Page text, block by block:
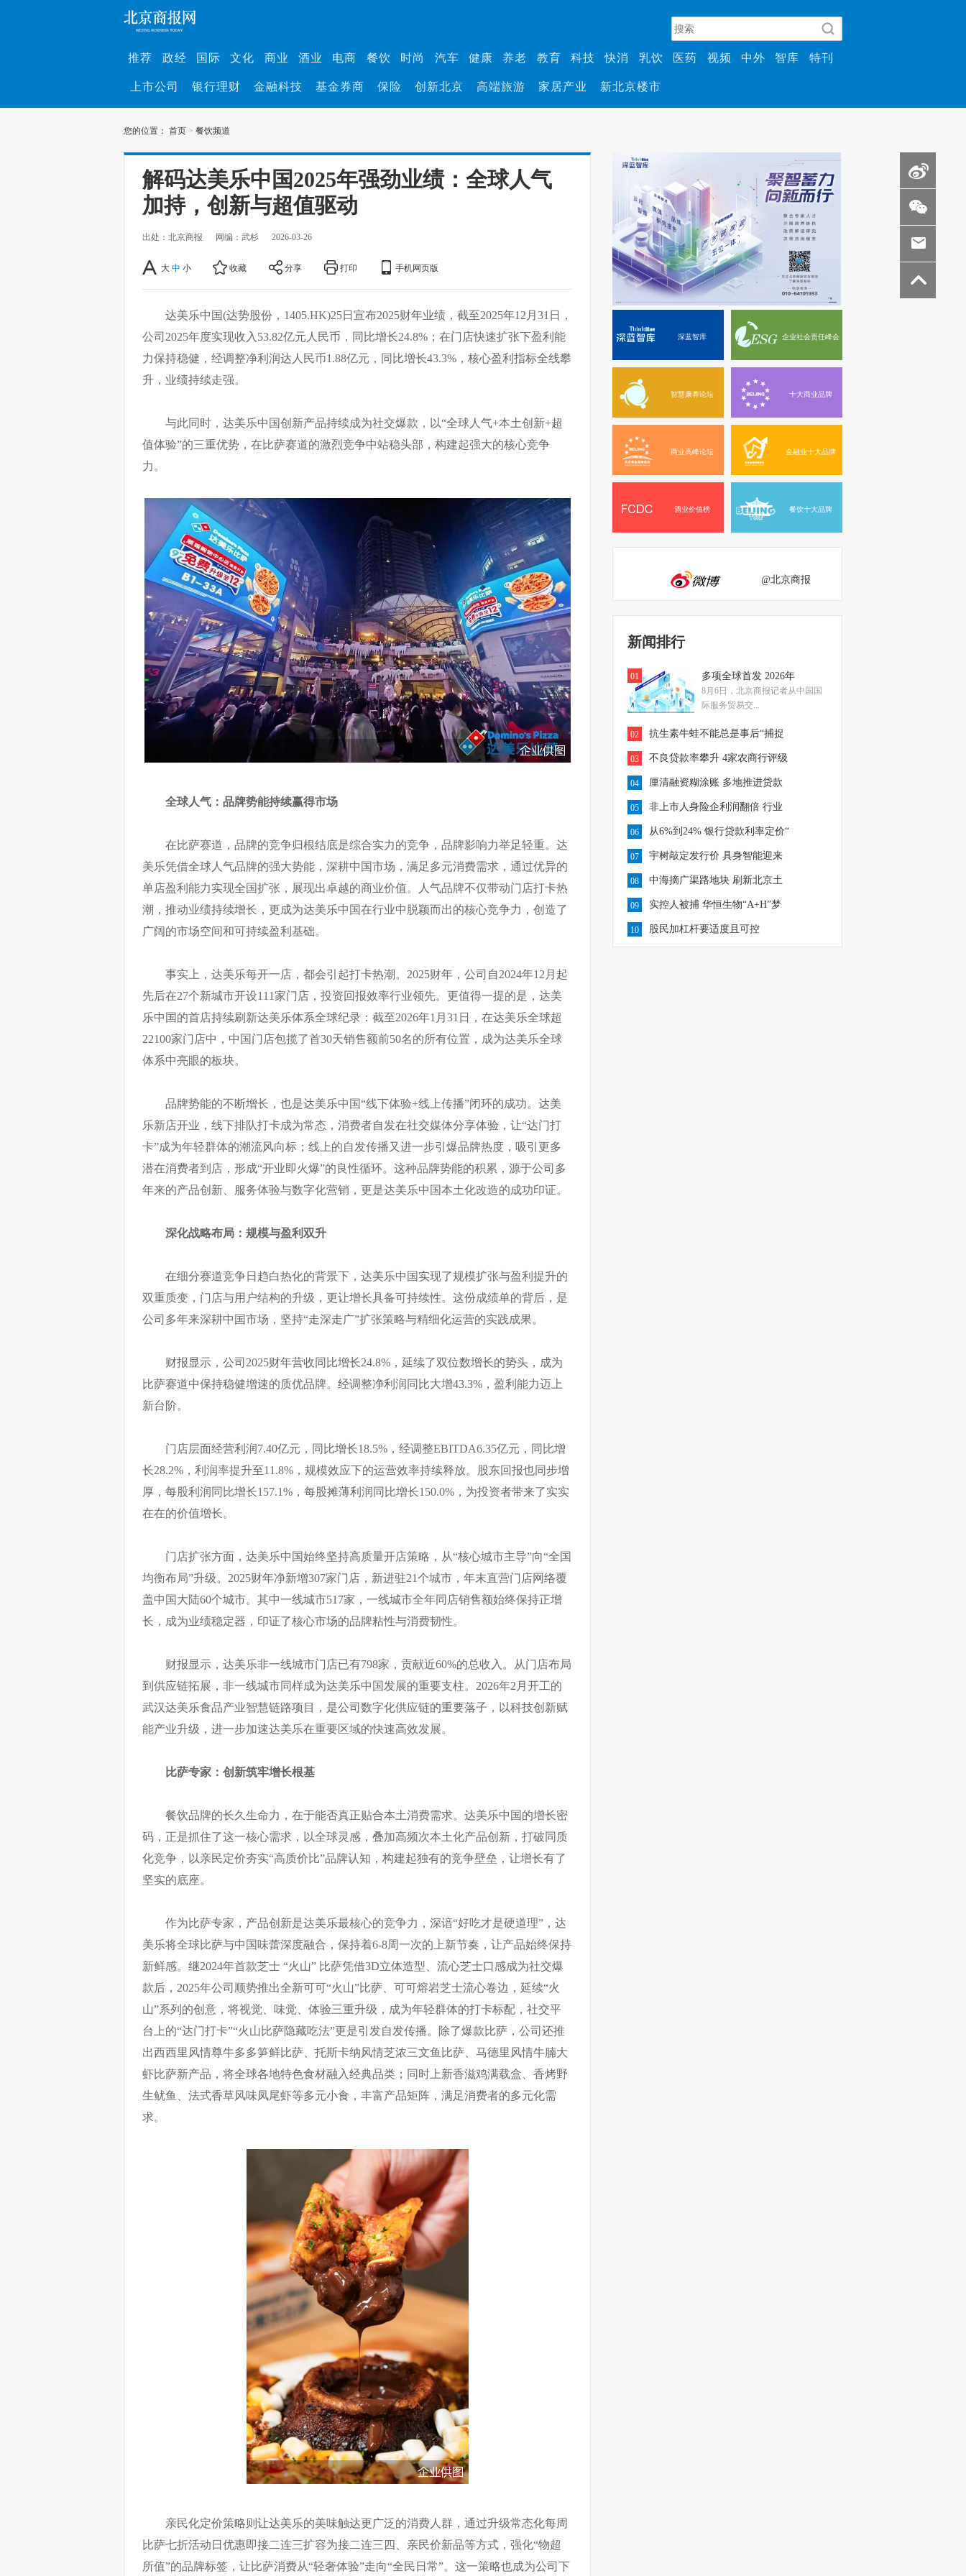
推荐 政经 国际 文化 商业 酒业 电商 餐饮 时尚 汽车 健康 养老 教育 科技 快消 乳饮 医药 视频 中外 智库 特刊
上市公司 银行理财 金融科技 基金券商 保险 创新北京 高端旅游 家居产业 新北京楼市
您的位置： 首页 > 餐饮频道
解码达美乐中国2025年强劲业绩：全球人气
加持，创新与超值驱动
出处：北京商报 网编：武杉 2026-03-26
大 中 小 收藏 分享 打印 手机网页版
达美乐中国(达势股份，1405.HK)25日宣布2025财年业绩，截至2025年12月31日，
公司2025年度实现收入53.82亿元人民币，同比增长24.8%；在门店快速扩张下盈利能
力保持稳健，经调整净利润达人民币1.88亿元，同比增长43.3%，核心盈利指标全线攀
升，业绩持续走强。
与此同时，达美乐中国创新产品持续成为社交爆款，以“全球人气+本土创新+超
值体验”的三重优势，在比萨赛道的激烈竞争中站稳头部，构建起强大的核心竞争
力。
全球人气：品牌势能持续赢得市场
在比萨赛道，品牌的竞争归根结底是综合实力的竞争，品牌影响力举足轻重。达
美乐凭借全球人气品牌的强大势能，深耕中国市场，满足多元消费需求，通过优异的
单店盈利能力实现全国扩张，展现出卓越的商业价值。人气品牌不仅带动门店打卡热
潮，推动业绩持续增长，更成为达美乐中国在行业中脱颖而出的核心竞争力，创造了
广阔的市场空间和可持续盈利基础。
事实上，达美乐每开一店，都会引起打卡热潮。2025财年，公司自2024年12月起
先后在27个新城市开设111家门店，投资回报效率行业领先。更值得一提的是，达美
乐中国的首店持续刷新达美乐体系全球纪录：截至2026年1月31日，在达美乐全球超
22100家门店中，中国门店包揽了首30天销售额前50名的所有位置，成为达美乐全球
体系中亮眼的板块。
品牌势能的不断增长，也是达美乐中国“线下体验+线上传播”闭环的成功。达美
乐新店开业，线下排队打卡成为常态，消费者自发在社交媒体分享体验，让“达门打
卡”成为年轻群体的潮流风向标；线上的自发传播又进一步引爆品牌热度，吸引更多
潜在消费者到店，形成“开业即火爆”的良性循环。这种品牌势能的积累，源于公司多
年来的产品创新、服务体验与数字化营销，更是达美乐中国本土化改造的成功印证。
深化战略布局：规模与盈利双升
在细分赛道竞争日趋白热化的背景下，达美乐中国实现了规模扩张与盈利提升的
双重质变，门店与用户结构的升级，更让增长具备可持续性。这份成绩单的背后，是
公司多年来深耕中国市场，坚持“走深走广”扩张策略与精细化运营的实践成果。
财报显示，公司2025财年营收同比增长24.8%，延续了双位数增长的势头，成为
比萨赛道中保持稳健增速的质优品牌。经调整净利润同比大增43.3%，盈利能力迈上
新台阶。
门店层面经营利润7.40亿元，同比增长18.5%，经调整EBITDA6.35亿元，同比增
长28.2%，利润率提升至11.8%，规模效应下的运营效率持续释放。股东回报也同步增
厚，每股利润同比增长157.1%，每股摊薄利润同比增长150.0%，为投资者带来了实实
在在的价值增长。
门店扩张方面，达美乐中国始终坚持高质量开店策略，从“核心城市主导”向“全国
均衡布局”升级。2025财年净新增307家门店，新进驻21个城市，年末直营门店网络覆
盖中国大陆60个城市。其中一线城市517家，一线城市全年同店销售额始终保持正增
长，成为业绩稳定器，印证了核心市场的品牌粘性与消费韧性。
财报显示，达美乐非一线城市门店已有798家，贡献近60%的总收入。从门店布局
到供应链拓展，非一线城市同样成为达美乐中国发展的重要支柱。2026年2月开工的
武汉达美乐食品产业智慧链路项目，是公司数字化供应链的重要落子，以科技创新赋
能产业升级，进一步加速达美乐在重要区域的快速高效发展。
比萨专家：创新筑牢增长根基
餐饮品牌的长久生命力，在于能否真正贴合本土消费需求。达美乐中国的增长密
码，正是抓住了这一核心需求，以全球灵感，叠加高频次本土化产品创新，打破同质
化竞争，以亲民定价夯实“高质价比”品牌认知，构建起独有的竞争壁垒，让增长有了
坚实的底座。
作为比萨专家，产品创新是达美乐最核心的竞争力，深谙“好吃才是硬道理”，达
美乐将全球比萨与中国味蕾深度融合，保持着6-8周一次的上新节奏，让产品始终保持
新鲜感。继2024年首款芝士 “火山” 比萨凭借3D立体造型、流心芝士口感成为社交爆
款后，2025年公司顺势推出全新可可“火山”比萨、可可熔岩芝士流心卷边，延续“火
山”系列的创意，将视觉、味觉、体验三重升级，成为年轻群体的打卡标配，社交平
台上的“达门打卡”“火山比萨隐藏吃法”更是引发自发传播。除了爆款比萨，公司还推
出西西里风情尊牛多多笋鲜比萨、托斯卡纳风情芝浓三文鱼比萨、马德里风情牛腩大
虾比萨新产品，将全球各地特色食材融入经典品类；同时上新香滋鸡满载盒、香烤野
生鱿鱼、法式香草风味凤尾虾等多元小食，丰富产品矩阵，满足消费者的多元化需
求。
亲民化定价策略则让达美乐的美味触达更广泛的消费人群，通过升级常态化每周
比萨七折活动日优惠即接二连三扩容为接二连三四、亲民价新品等方式，强化“物超
所值”的品牌标签，让比萨消费从“轻奢体验”走向“全民日常”。这一策略也成为公司下
深蓝智库 企业社会责任峰会
智慧康养论坛 十大商业品牌
商业高峰论坛 金融业十大品牌
酒业价值榜 餐饮十大品牌
@北京商报
新闻排行
01 多项全球首发 2026年
8月6日，北京商报记者从中国国
际服务贸易交...
02 抗生素牛蛙不能总是事后“捕捉
03 不良贷款率攀升 4家农商行评级
04 厘清融资糊涂账 多地推进贷款
05 非上市人身险企利润翻倍 行业
06 从6%到24% 银行贷款利率定价“
07 宇树敲定发行价 具身智能迎来
08 中海摘广渠路地块 刷新北京土
09 实控人被捕 华恒生物“A+H”梦
10 股民加杠杆要适度且可控